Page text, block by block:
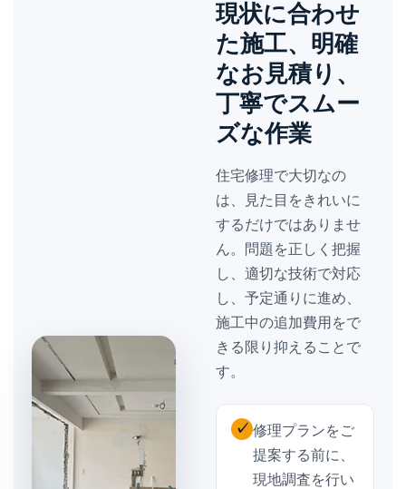
現状に合わせ
た施工、明確
なお見積り、
丁寧でスムー
ズな作業
住宅修理で大切なの
は、見た目をきれいに
するだけではありませ
ん。問題を正しく把握
し、適切な技術で対応
し、予定通りに進め、
施工中の追加費用をで
きる限り抑えることで
す。
✓ 修理プランをご
提案する前に、
現地調査を行い